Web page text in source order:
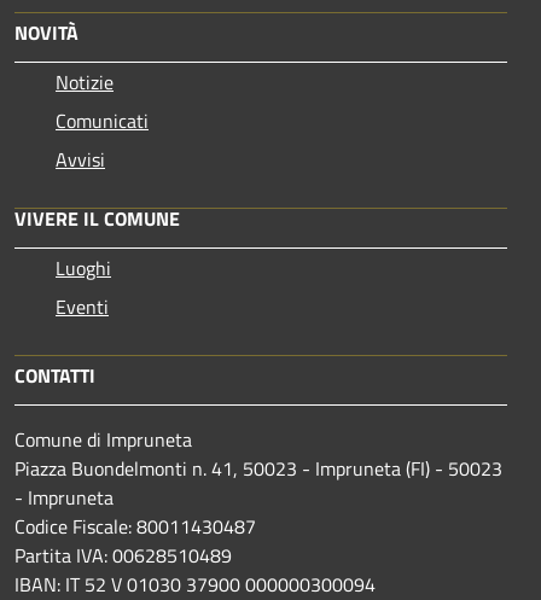
NOVITÀ
Notizie
Comunicati
Avvisi
VIVERE IL COMUNE
Luoghi
Eventi
CONTATTI
Comune di Impruneta
Piazza Buondelmonti n. 41, 50023 - Impruneta (FI) - 50023
- Impruneta
Codice Fiscale: 80011430487
Partita IVA: 00628510489
IBAN: IT 52 V 01030 37900 000000300094